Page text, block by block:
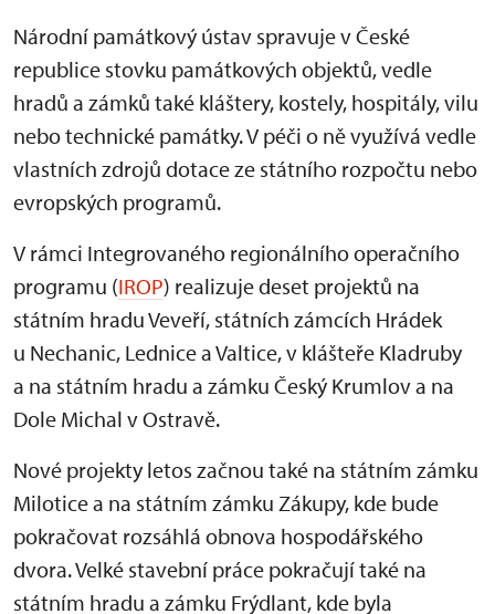
Národní památkový ústav spravuje v České
republice stovku památkových objektů, vedle
hradů a zámků také kláštery, kostely, hospitály, vilu
nebo technické památky. V péči o ně využívá vedle
vlastních zdrojů dotace ze státního rozpočtu nebo
evropských programů.
V rámci Integrovaného regionálního operačního
programu (IROP) realizuje deset projektů na
státním hradu Veveří, státních zámcích Hrádek
u Nechanic, Lednice a Valtice, v klášteře Kladruby
a na státním hradu a zámku Český Krumlov a na
Dole Michal v Ostravě.
Nové projekty letos začnou také na státním zámku
Milotice a na státním zámku Zákupy, kde bude
pokračovat rozsáhlá obnova hospodářského
dvora. Velké stavební práce pokračují také na
státním hradu a zámku Frýdlant, kde byla